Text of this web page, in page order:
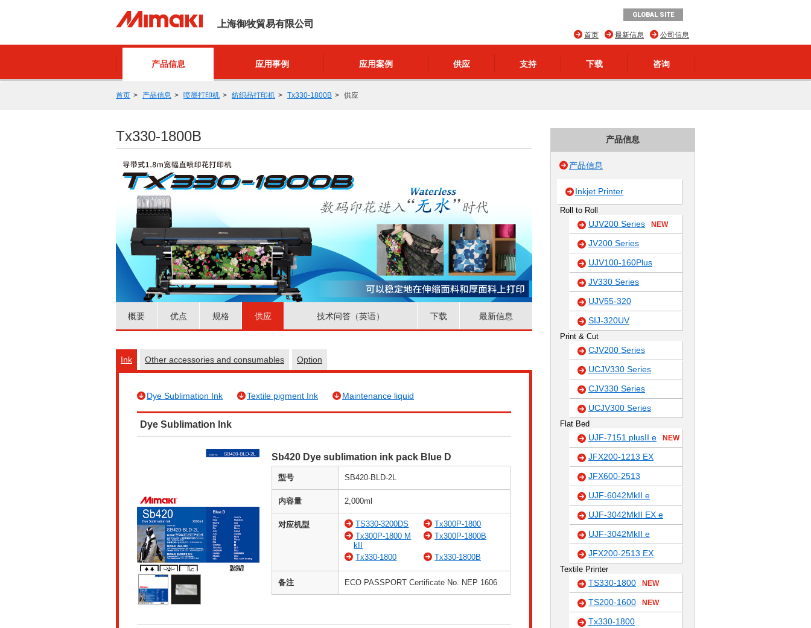
上海御牧貿易有限公司
GLOBAL SITE
公司信息
最新信息
首页
产品信息 应用事例 应用案例 供应 支持 下载 咨询
首页 产品信息 喷墨打印机 纺织品打印机 Tx330-1800B 供应
Tx330-1800B
概要 优点 规格 供应 技术问答（英语） 下载 最新信息
Ink Other accessories and consumables Option
Dye Sublimation Ink Textile pigment Ink Maintenance liquid
Dye Sublimation Ink
Sb420 Dye sublimation ink pack Blue D
型号 SB420-BLD-2L
内容量 2,000ml
对应机型 TS330-3200DS
Tx300P-1800
Tx300P-1800 M
kII
Tx300P-1800B
Tx330-1800 Tx330-1800B
备注 ECO PASSPORT Certificate No. NEP 1606
产品信息
产品信息
Inkjet Printer
Roll to Roll
UJV200 Series NEW
JV200 Series
UJV100-160Plus
JV330 Series
UJV55-320
SIJ-320UV
Print & Cut
CJV200 Series
UCJV330 Series
CJV330 Series
UCJV300 Series
Flat Bed
UJF-7151 plusII e NEW
JFX200-1213 EX
JFX600-2513
UJF-6042MkII e
UJF-3042MkII EX e
UJF-3042MkII e
JFX200-2513 EX
Textile Printer
TS330-1800 NEW
TS200-1600 NEW
Tx330-1800